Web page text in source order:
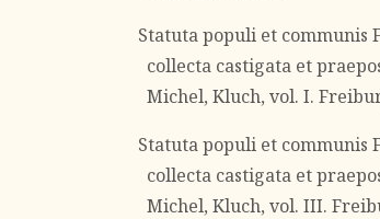
Statuta populi et communis
collecta castigata et
Michel, Kluch, vol. I.
Statuta populi et communis
collecta castigata et
Michel, Kluch, vol. III.